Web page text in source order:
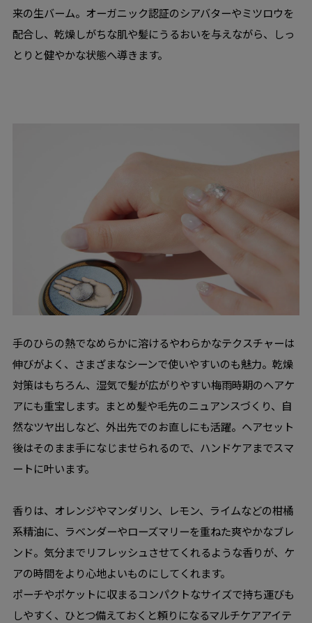
来の生バーム。オーガニック認証のシアバターやミツロウを
配合し、乾燥しがちな肌や髪にうるおいを与えながら、しっ
とりと健やかな状態へ導きます。
手のひらの熱でなめらかに溶けるやわらかなテクスチャーは
伸びがよく、さまざまなシーンで使いやすいのも魅力。乾燥
対策はもちろん、湿気で髪が広がりやすい梅雨時期のヘアケ
アにも重宝します。まとめ髪や毛先のニュアンスづくり、自
然なツヤ出しなど、外出先でのお直しにも活躍。ヘアセット
後はそのまま手になじませられるので、ハンドケアまでスマ
ートに叶います。
香りは、オレンジやマンダリン、レモン、ライムなどの柑橘
系精油に、ラベンダーやローズマリーを重ねた爽やかなブレ
ンド。気分までリフレッシュさせてくれるような香りが、ケ
アの時間をより心地よいものにしてくれます。
ポーチやポケットに収まるコンパクトなサイズで持ち運びも
しやすく、ひとつ備えておくと頼りになるマルチケアアイテ